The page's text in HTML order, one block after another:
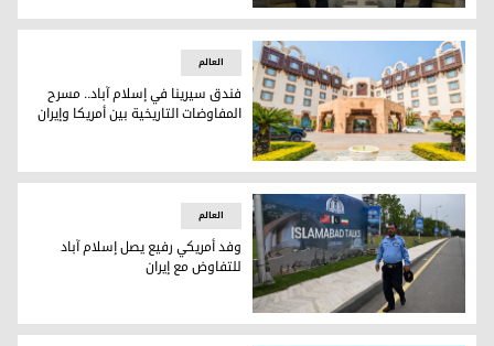
نيجيرفان بارزاني يبحث مع نائب وزير الخارجية الإيراني استقرار
فندق سيرينا في إسلام آباد.. مسرح المفاوضات التاريخية بين
العالم
فندق سيرينا في إسلام آباد.. مسرح
المفاوضات التاريخية بين أمريكا وإيران
وفد أمريكي رفيع يصل إسلام آباد للتفاوض مع إيران
العالم
وفد أمريكي رفيع يصل إسلام آباد
للتفاوض مع إيران